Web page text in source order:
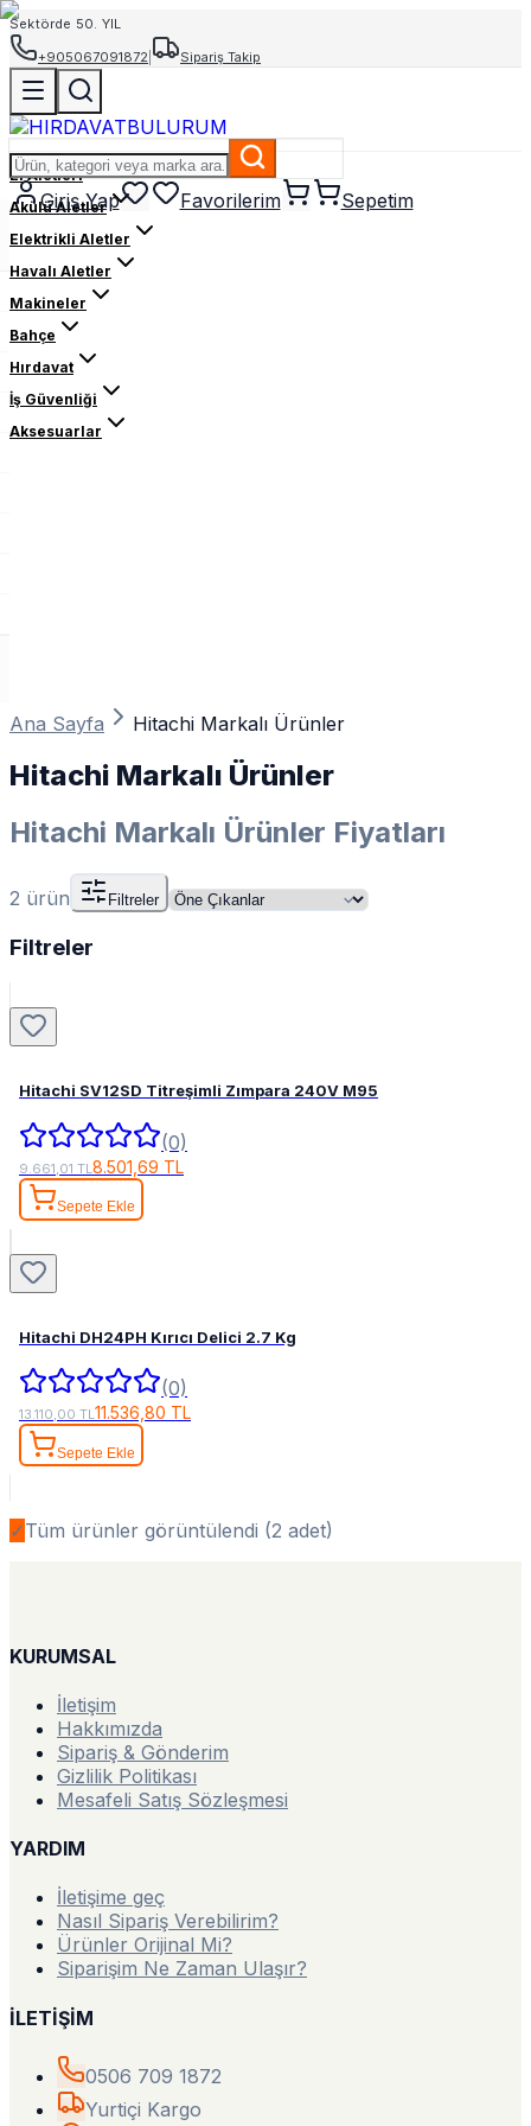
Sektörde 50. YIL
+905067091872
Sipariş Takip
Giriş Yap Favorilerim Sepetim
El Aletleri
Akülü Aletler
Elektrikli Aletler
Havalı Aletler
Makineler
Bahçe
Hırdavat
İş Güvenliği
Aksesuarlar
Ana Sayfa Hitachi Markalı Ürünler
Hitachi Markalı Ürünler
Hitachi Markalı Ürünler Fiyatları
2 ürün Filtreler
Filtreler
Hitachi SV12SD Titreşimli Zımpara 240V M95
(0)
9.661,01 TL 8.501,69 TL
Sepete Ekle
Hitachi DH24PH Kırıcı Delici 2.7 Kg
(0)
13.110,00 TL11.536,80 TL
Sepete Ekle
✓Tüm ürünler görüntülendi (2 adet)
KURUMSAL
İletişim
Hakkımızda
Sipariş & Gönderim
Gizlilik Politikası
Mesafeli Satış Sözleşmesi
YARDIM
İletişime geç
Nasıl Sipariş Verebilirim?
Ürünler Orijinal Mi?
Siparişim Ne Zaman Ulaşır?
İLETİŞİM
0506 709 1872
Yurtiçi Kargo